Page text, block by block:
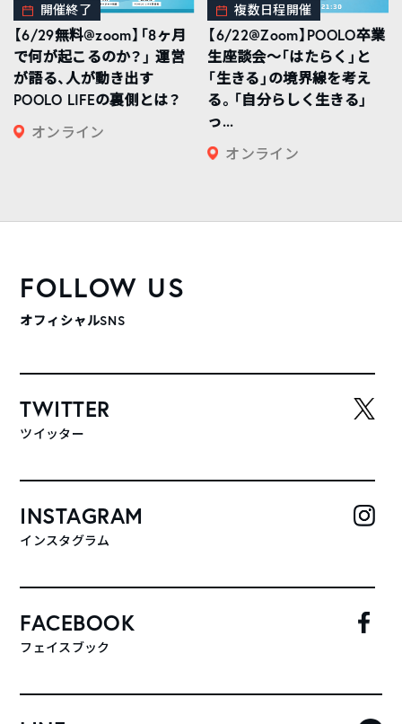
開催終了
【6/29無料@zoom】「8ヶ月
で何が起こるのか？」 運営
が語る、人が動き出す
POOLO LIFEの裏側とは？
オンライン
複数日程開催
【6/22@Zoom】POOLO卒業
生座談会〜「はたらく」と
「生きる」の境界線を考え
る。「自分らしく生きる」
っ...
オンライン
FOLLOW US
オフィシャルSNS
TWITTER
ツイッター
INSTAGRAM
インスタグラム
FACEBOOK
フェイスブック